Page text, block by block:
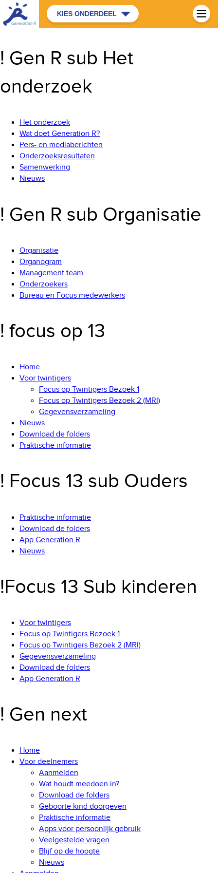
KIES ONDERDEEL
! Gen R sub Het
onderzoek
Het onderzoek
Wat doet Generation R?
Pers- en mediaberichten
Onderzoeksresultaten
Samenwerking
Nieuws
! Gen R sub Organisatie
Organisatie
Organogram
Management team
Onderzoekers
Bureau en Focus medewerkers
! focus op 13
Home
Voor twintigers
Focus op Twintigers Bezoek 1
Focus op Twintigers Bezoek 2 (MRI)
Gegevensverzameling
Nieuws
Download de folders
Praktische informatie
! Focus 13 sub Ouders
Praktische informatie
Download de folders
App Generation R
Nieuws
!Focus 13 Sub kinderen
Voor twintigers
Focus op Twintigers Bezoek 1
Focus op Twintigers Bezoek 2 (MRI)
Gegevensverzameling
Download de folders
App Generation R
! Gen next
Home
Voor deelnemers
Aanmelden
Wat houdt meedoen in?
Download de folders
Geboorte kind doorgeven
Praktische informatie
Apps voor persoonlijk gebruik
Veelgestelde vragen
Blijf op de hoogte
Nieuws